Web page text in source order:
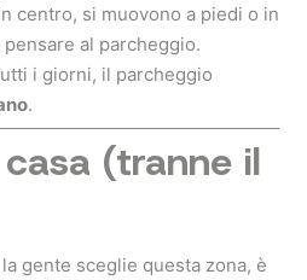
centro, si muovono a piedi o in
al parcheggio.
i giorni, il parcheggio
.
(tranne il
gente sceglie questa zona, è